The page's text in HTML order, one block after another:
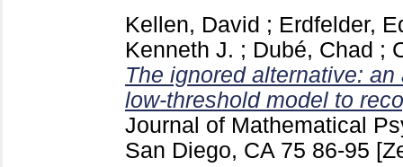
Kellen, David ; Erdfelder,
Kenneth J. ; Dubé, Chad ;
The ignored alternative: an
low-threshold model to
Journal of Mathematical
San Diego, CA 75 86-95